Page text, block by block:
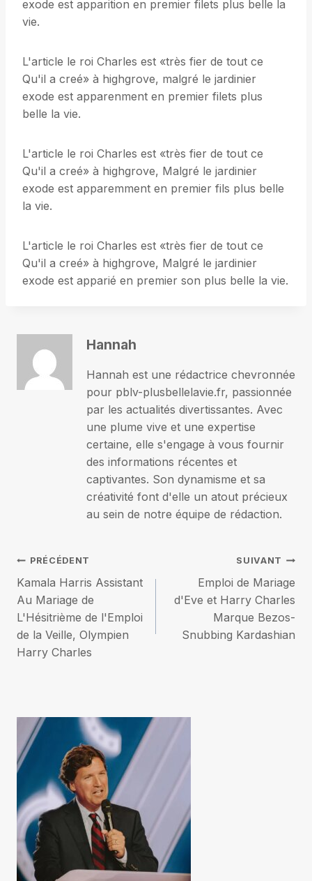
exode est apparition en premier filets plus belle la
vie.
L'article le roi Charles est «très fier de tout ce
Qu'il a creé» à highgrove, malgré le jardinier
exode est apparenment en premier filets plus
belle la vie.
L'article le roi Charles est «très fier de tout ce
Qu'il a creé» à highgrove, Malgré le jardinier
exode est apparemment en premier fils plus belle
la vie.
L'article le roi Charles est «très fier de tout ce
Qu'il a creé» à highgrove, Malgré le jardinier
exode est apparié en premier son plus belle la vie.
Hannah
Hannah est une rédactrice chevronnée
pour pblv-plusbellelavie.fr, passionnée
par les actualités divertissantes. Avec
une plume vive et une expertise
certaine, elle s'engage à vous fournir
des informations récentes et
captivantes. Son dynamisme et sa
créativité font d'elle un atout précieux
au sein de notre équipe de rédaction.
Navigation
de
l’article
PRÉCÉDENT
Kamala Harris Assistant
Au Mariage de
L'Hésitrième de l'Emploi
de la Veille, Olympien
Harry Charles
SUIVANT
Emploi de Mariage
d'Eve et Harry Charles
Marque Bezos-
Snubbing Kardashian